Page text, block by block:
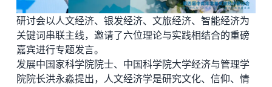
研讨会以人文经济、银发经济、文旅经济、智能经济为
关键词串联主线，邀请了六位理论与实践相结合的重磅
嘉宾进行专题发言。
发展中国家科学院院士、中国科学院大学经济与管理学
院院长洪永淼提出，人文经济学是研究文化、信仰、情